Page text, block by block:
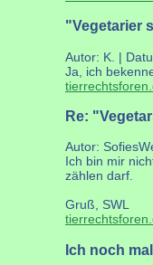
"Vegetarier
Autor: K. |
Ja, ich
Re:
Autor:
Ich bin mir
zählen darf.
Gruß, SWL
Ich noch mal